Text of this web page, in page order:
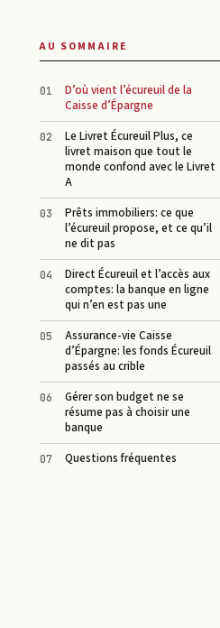
AU SOMMAIRE
D’où vient l’écureuil de la
Caisse d’Épargne
Le Livret Écureuil Plus, ce
livret maison que tout le
monde confond avec le Livret
A
Prêts immobiliers: ce que
l’écureuil propose, et ce qu’il
ne dit pas
Direct Écureuil et l’accès aux
comptes: la banque en ligne
qui n’en est pas une
Assurance-vie Caisse
d’Épargne: les fonds Écureuil
passés au crible
Gérer son budget ne se
résume pas à choisir une
banque
Questions fréquentes